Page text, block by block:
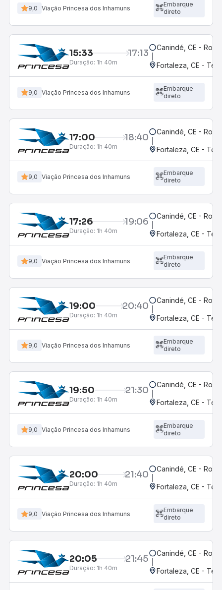
9,0 Viação Princesa dos Inhamuns
Embarque
direto
15:33 17:13
Duração: 1h 40m
Canindé, CE -
Fortaleza, CE -
9,0 Viação Princesa dos Inhamuns
Embarque
direto
17:00 18:40
Duração: 1h 40m
Canindé, CE -
Fortaleza, CE -
9,0 Viação Princesa dos Inhamuns
Embarque
direto
17:26 19:06
Duração: 1h 40m
Canindé, CE -
Fortaleza, CE -
9,0 Viação Princesa dos Inhamuns
Embarque
direto
19:00 20:40
Duração: 1h 40m
Canindé, CE -
Fortaleza, CE -
9,0 Viação Princesa dos Inhamuns
Embarque
direto
19:50 21:30
Duração: 1h 40m
Canindé, CE -
Fortaleza, CE -
9,0 Viação Princesa dos Inhamuns
Embarque
direto
20:00 21:40
Duração: 1h 40m
Canindé, CE -
Fortaleza, CE -
9,0 Viação Princesa dos Inhamuns
Embarque
direto
20:05 21:45
Duração: 1h 40m
Canindé, CE -
Fortaleza, CE -